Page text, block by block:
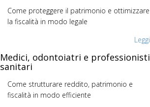
Come proteggere il patrimonio e ottimizzare
la fiscalità in modo legale
Leggi
Medici, odontoiatri e professionisti
sanitari
Come strutturare reddito, patrimonio e
fiscalità in modo efficiente